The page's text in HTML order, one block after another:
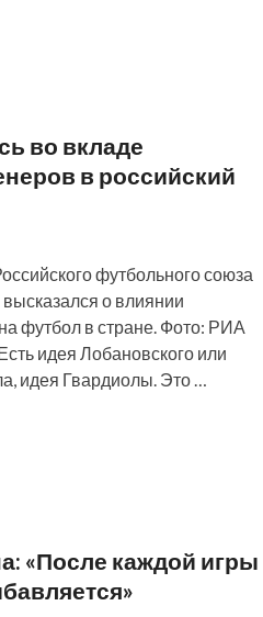
во вкладе
в российский
футбольного союза
о влиянии
футбол в стране. Фото: РИА
идея Лобановского или
идея Гвардиолы. Это …
«После каждой игры